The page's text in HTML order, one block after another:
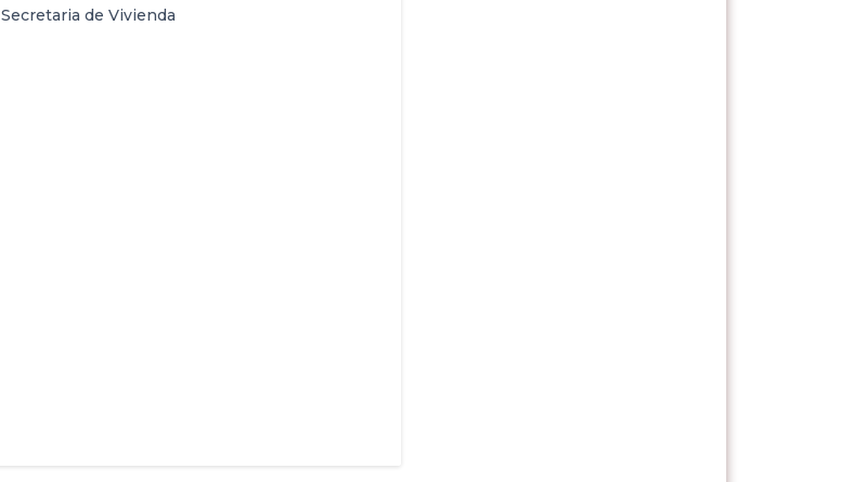
Secretaria de Vivienda